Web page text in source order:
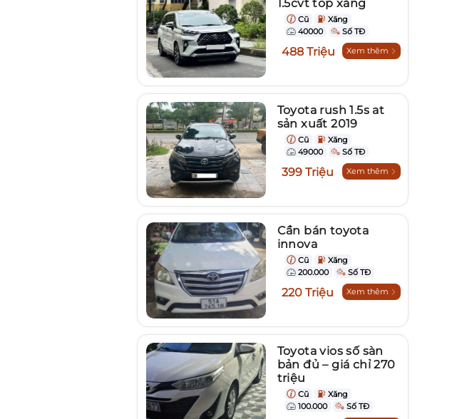
1.5cvt top xăng
Cũ
Xăng
40000
Số TĐ
Xem thêm
488 Triệu
Toyota rush 1.5s at
sản xuất 2019
Cũ
Xăng
49000
Số TĐ
Xem thêm
399 Triệu
Cần bán toyota
innova
Cũ
Xăng
200.000
Số TĐ
Xem thêm
220 Triệu
Toyota vios số sàn
bản đủ – giá chỉ 270
triệu
Cũ
Xăng
100.000
Số TĐ